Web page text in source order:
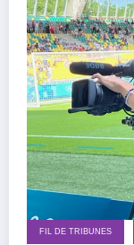
FIL DE TRIBUNES